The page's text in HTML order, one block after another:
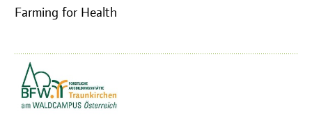
Farming for Health